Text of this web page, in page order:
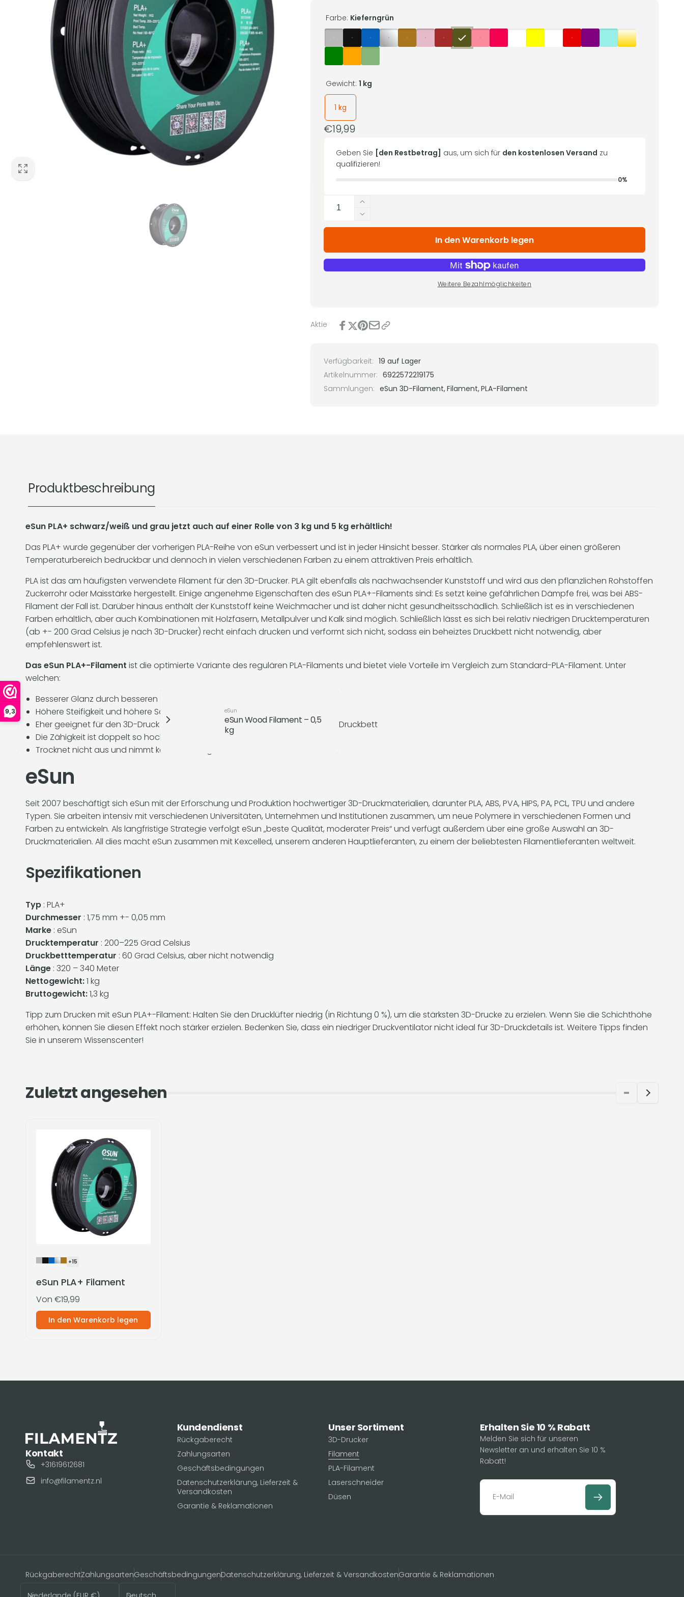
9,3
Farbe: Kieferngrün
Gewicht: 1 kg
1 kg
Normaler
€19,99
Geben Sie [den Restbetrag] aus, um sich für den kostenlosen Versand zu
qualifizieren!
0%
Erhöhe
die
Menge
PLA+
Filament
Verringere
die
für
eSun
PLA+
In den Warenkorb legen
Weitere Bezahlmöglichkeiten
Aktie
Verfügbarkeit: 19 auf Lager
Artikelnummer: 6922572219175
Sammlungen: eSun 3D-Filament,Filament,PLA-Filament
eSun
eSun Wood Filament – ​​0,5
kg
Produktbeschreibung
eSun PLA+ schwarz/weiß und grau jetzt auch auf einer Rolle von 3 kg und 5 kg erhältlich!
Das PLA+ wurde gegenüber der vorherigen PLA-Reihe von eSun verbessert und ist in jeder Hinsicht besser. Stärker als normales PLA, über einen größeren
Temperaturbereich bedruckbar und dennoch in vielen verschiedenen Farben zu einem attraktiven Preis erhältlich.
PLA ist das am häufigsten verwendete Filament für den 3D-Drucker. PLA gilt ebenfalls als nachwachsender Kunststoff und wird aus den pflanzlichen Rohstoffen
Zuckerrohr oder Maisstärke hergestellt. Einige angenehme Eigenschaften des eSun PLA+-Filaments sind: Es setzt keine gefährlichen Dämpfe frei, was bei ABS-
Filament der Fall ist. Darüber hinaus enthält der Kunststoff keine Weichmacher und ist daher nicht gesundheitsschädlich. Schließlich ist es in verschiedenen
Farben erhältlich, aber auch Kombinationen mit Holzfasern, Metallpulver und Kalk sind möglich. Schließlich lässt es sich bei relativ niedrigen Drucktemperaturen
(ab +- 200 Grad Celsius je nach 3D-Drucker) recht einfach drucken und verformt sich nicht, sodass ein beheiztes Druckbett nicht notwendig, aber
empfehlenswert ist.
Das eSun PLA+-Filament ist die optimierte Variante des regulären PLA-Filaments und bietet viele Vorteile im Vergleich zum Standard-PLA-Filament. Unter
welchen:
Besserer Glanz durch besseren Schichtverbund
Höhere Steifigkeit und höhere Schlagfestigkeit
Eher geeignet für den 3D-Druck größerer Modelle mit guter Haftung auf dem Druckbett
Die Zähigkeit ist doppelt so hoch wie bei Standard-PLA-Filament
Trocknet nicht aus und nimmt keine Feuchtigkeit aus der Luft auf
eSun
Seit 2007 beschäftigt sich eSun mit der Erforschung und Produktion hochwertiger 3D-Druckmaterialien, darunter PLA, ABS, PVA, HIPS, PA, PCL, TPU und andere
Typen. Sie arbeiten intensiv mit verschiedenen Universitäten, Unternehmen und Institutionen zusammen, um neue Polymere in verschiedenen Formen und
Farben zu entwickeln. Als langfristige Strategie verfolgt eSun „beste Qualität, moderater Preis“ und verfügt außerdem über eine große Auswahl an 3D-
Druckmaterialien. All dies macht eSun zusammen mit Kexcelled, unserem anderen Hauptlieferanten, zu einem der beliebtesten Filamentlieferanten weltweit.
Spezifikationen
Typ : PLA+
Durchmesser : 1,75 mm +- 0,05 mm
Marke : eSun
Drucktemperatur : 200–225 Grad Celsius
Druckbetttemperatur : 60 Grad Celsius, aber nicht notwendig
Länge : 320 – 340 Meter
Nettogewicht:1 kg
Bruttogewicht:1,3 kg
Tipp zum Drucken mit eSun PLA+-Filament: Halten Sie den Drucklüfter niedrig (in Richtung 0 %), um die stärksten 3D-Drucke zu erzielen. Wenn Sie die Schichthöhe
erhöhen, können Sie diesen Effekt noch stärker erzielen. Bedenken Sie, dass ein niedriger Druckventilator nicht ideal für 3D-Druckdetails ist. Weitere Tipps finden
Sie in unserem Wissenscenter!
Zuletzt angesehen
eSun PLA+ Filament
Normaler
Preis
Von €19,99
+15
In den Warenkorb legen
Kontakt
+31619612681
info@filamentz.nl
Kundendienst
Rückgaberecht
Zahlungsarten
Geschäftsbedingungen
Datenschutzerklärung, Lieferzeit &
Versandkosten
Garantie & Reklamationen
Unser Sortiment
3D-Drucker
Filament
PLA-Filament
Laserschneider
Düsen
Erhalten Sie 10 % Rabatt
Melden Sie sich für unseren
Newsletter an und erhalten Sie 10 %
Rabatt!
E
l
RückgaberechtZahlungsartenGeschäftsbedingungenDatenschutzerklärung, Lieferzeit & VersandkostenGarantie & Reklamationen